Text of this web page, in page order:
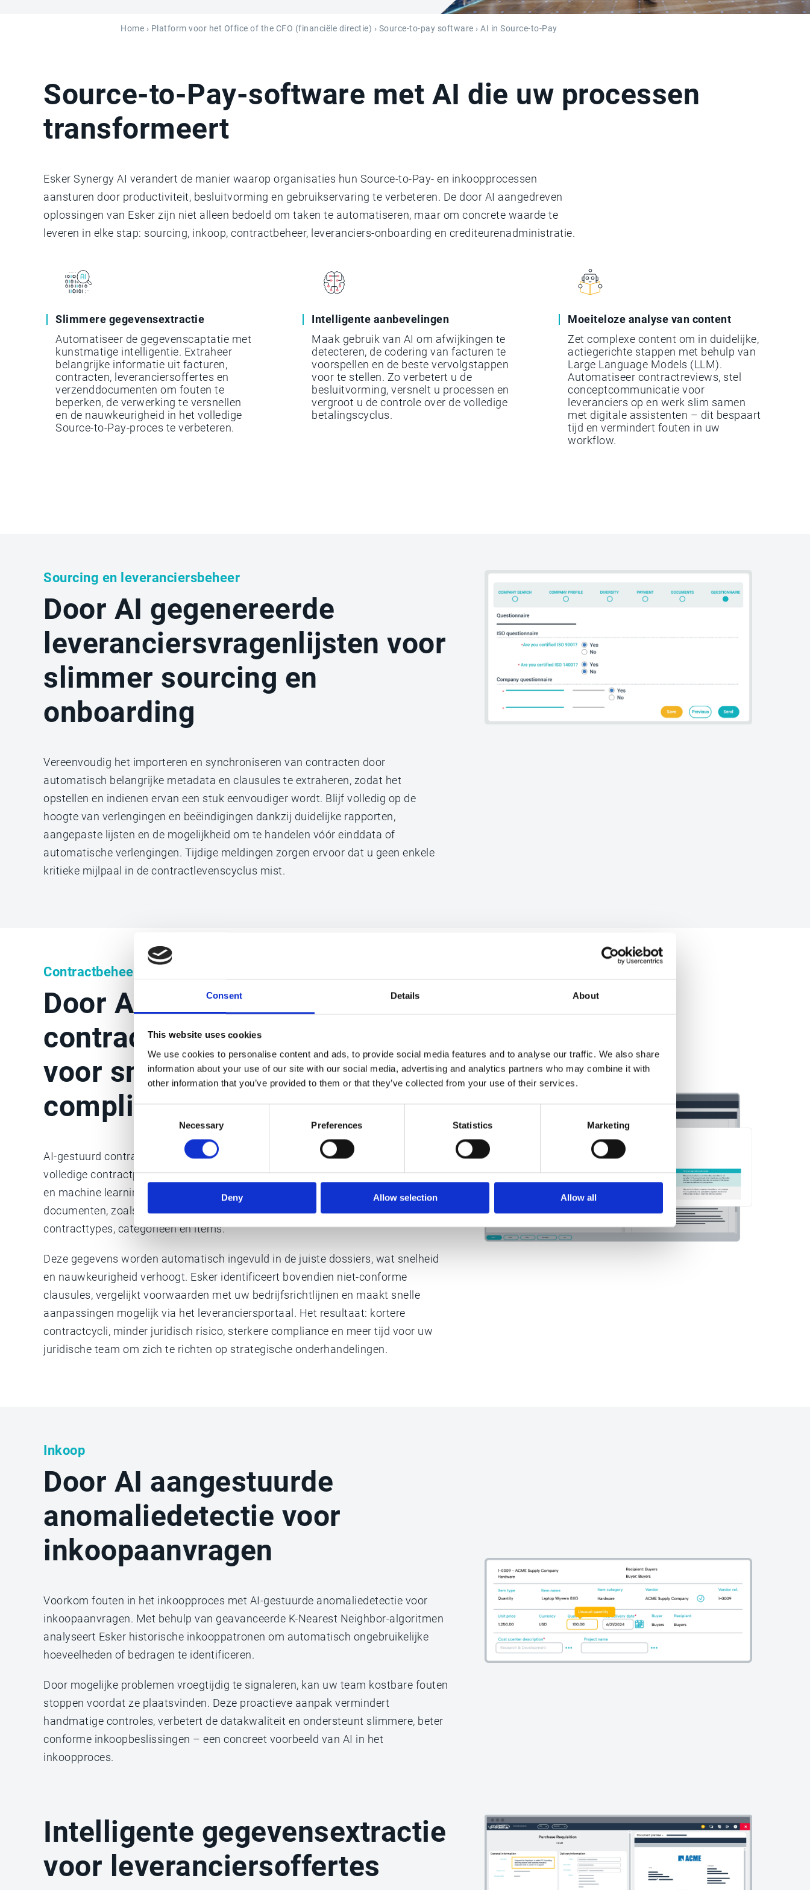
Consent Details About
This website uses cookies
We use cookies to personalise content and ads, to provide social media features and to analyse our traffic. We also share
information about your use of our site with our social media, advertising and analytics partners who may combine it with
other information that you’ve provided to them or that they’ve collected from your use of their services.
Necessary Preferences Statistics Marketing
Deny Allow selection Allow all
Home › Platform voor het Office of the CFO (financiële directie) › Source-to-pay software › AI in Source-to-Pay
Source-to-Pay-software met AI die uw processen
transformeert
Esker Synergy AI verandert de manier waarop organisaties hun Source-to-Pay- en inkoopprocessen
aansturen door productiviteit, besluitvorming en gebruikservaring te verbeteren. De door AI aangedreven
oplossingen van Esker zijn niet alleen bedoeld om taken te automatiseren, maar om concrete waarde te
leveren in elke stap: sourcing, inkoop, contractbeheer, leveranciers-onboarding en crediteurenadministratie.
Slimmere gegevensextractie
Automatiseer de gegevenscaptatie met
kunstmatige intelligentie. Extraheer
belangrijke informatie uit facturen,
contracten, leveranciersoffertes en
verzenddocumenten om fouten te
beperken, de verwerking te versnellen
en de nauwkeurigheid in het volledige
Source-to-Pay-proces te verbeteren.
Intelligente aanbevelingen
Maak gebruik van AI om afwijkingen te
detecteren, de codering van facturen te
voorspellen en de beste vervolgstappen
voor te stellen. Zo verbetert u de
besluitvorming, versnelt u processen en
vergroot u de controle over de volledige
betalingscyclus.
Moeiteloze analyse van content
Zet complexe content om in duidelijke,
actiegerichte stappen met behulp van
Large Language Models (LLM).
Automatiseer contractreviews, stel
conceptcommunicatie voor
leveranciers op en werk slim samen
met digitale assistenten – dit bespaart
tijd en vermindert fouten in uw
workflow.
Sourcing en leveranciersbeheer
Door AI gegenereerde
leveranciersvragenlijsten voor
slimmer sourcing en
onboarding
Vereenvoudig het importeren en synchroniseren van contracten door
automatisch belangrijke metadata en clausules te extraheren, zodat het
opstellen en indienen ervan een stuk eenvoudiger wordt. Blijf volledig op de
hoogte van verlengingen en beëindigingen dankzij duidelijke rapporten,
aangepaste lijsten en de mogelijkheid om te handelen vóór einddata of
automatische verlengingen. Tijdige meldingen zorgen ervoor dat u geen enkele
kritieke mijlpaal in de contractlevenscyclus mist.
Contractbeheer
Door AI ondersteunde
contractcreatie en -review
voor snellere, slimmere
compliance
AI-gestuurd contractbeheer – inclusief creatie en review – vereenvoudigt het
volledige contractproces. Met geavanceerde natural language processing (NLP)
en machine learning extraheert Esker automatisch cruciale details uit geüploade
documenten, zoals belangrijke voorwaarden, leveranciersgegevens, data,
contracttypes, categorieën en items.
Deze gegevens worden automatisch ingevuld in de juiste dossiers, wat snelheid
en nauwkeurigheid verhoogt. Esker identificeert bovendien niet-conforme
clausules, vergelijkt voorwaarden met uw bedrijfsrichtlijnen en maakt snelle
aanpassingen mogelijk via het leveranciersportaal. Het resultaat: kortere
contractcycli, minder juridisch risico, sterkere compliance en meer tijd voor uw
juridische team om zich te richten op strategische onderhandelingen.
Inkoop
Door AI aangestuurde
anomaliedetectie voor
inkoopaanvragen
Voorkom fouten in het inkoopproces met AI-gestuurde anomaliedetectie voor
inkoopaanvragen. Met behulp van geavanceerde K-Nearest Neighbor-algoritmen
analyseert Esker historische inkooppatronen om automatisch ongebruikelijke
hoeveelheden of bedragen te identificeren.
Door mogelijke problemen vroegtijdig te signaleren, kan uw team kostbare fouten
stoppen voordat ze plaatsvinden. Deze proactieve aanpak vermindert
handmatige controles, verbetert de datakwaliteit en ondersteunt slimmere, beter
conforme inkoopbeslissingen – een concreet voorbeeld van AI in het
inkoopproces.
Intelligente gegevensextractie
voor leveranciersoffertes